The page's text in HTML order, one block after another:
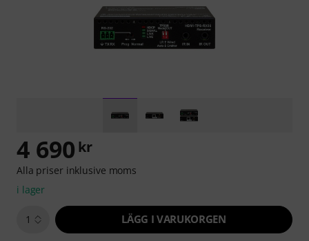
4 690 kr
Alla priser inklusive moms
i lager
1 LÄGG I VARUKORGEN